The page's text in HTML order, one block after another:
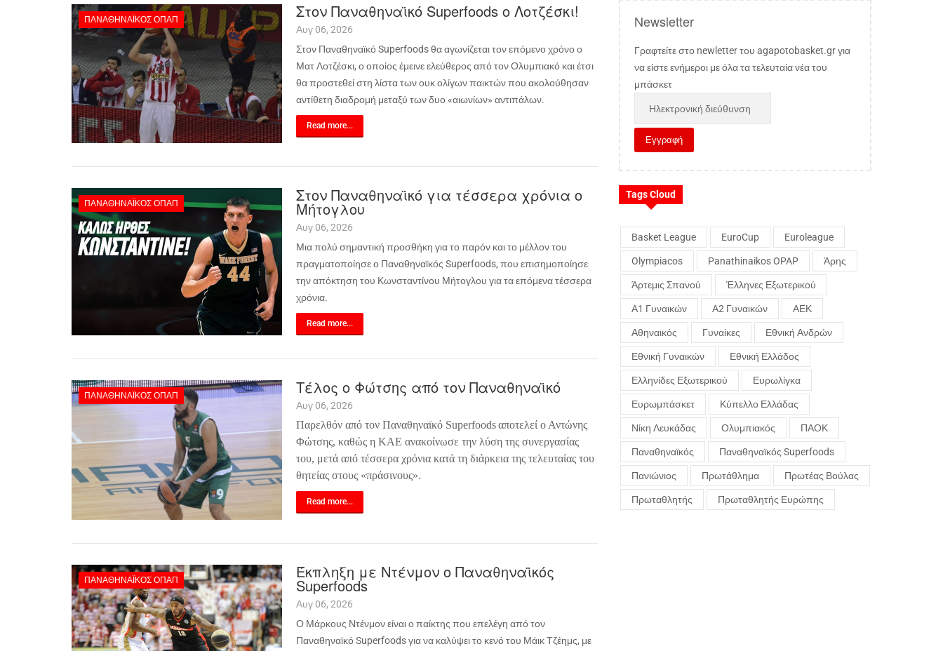
ΠΑΝΑΘΗΝΑΪΚΌΣ ΟΠΑΠ Στον Παναθηναϊκό Superfoods ο Λοτζέσκι!
Αυγ 06, 2026
Στον ΠαναθηναϊκόSuperfoodsθα αγωνίζεται τον επόμενο χρόνο ο
Ματ Λοτζέσκι, ο οποίος έμεινε ελεύθερος από τον Ολυμπιακό και έτσι
θα προστεθεί στη λίστα των ουκ ολίγων παικτών που ακολούθησαν
αντίθετη διαδρομή μεταξύ των δυο «αιωνίων» αντιπάλων.
Read more...
ΠΑΝΑΘΗΝΑΪΚΌΣ ΟΠΑΠ Στον Παναθηναϊκό για τέσσερα χρόνια ο
Μήτογλου
Αυγ 06, 2026
Μια πολύ σημαντική προσθήκη για το παρόν και το μέλλον του
πραγματοποίησε ο Παναθηναϊκός Superfoods, που επισημοποίησε
την απόκτηση του Κωνσταντίνου Μήτογλου για τα επόμενα τέσσερα
χρόνια.
Read more...
ΠΑΝΑΘΗΝΑΪΚΌΣ ΟΠΑΠ Τέλος ο Φώτσης από τον Παναθηναϊκό
Αυγ 06, 2026
Παρελθόν από τον Παναθηναϊκό Superfoodsαποτελεί ο Αντώνης
Φώτσης, καθώς η ΚΑΕ ανακοίνωσε την λύση της συνεργασίας
του, μετά από τέσσερα χρόνια κατά τη διάρκεια της τελευταίας του
θητείας στους «πράσινους».
Read more...
ΠΑΝΑΘΗΝΑΪΚΌΣ ΟΠΑΠ Έκπληξη με Ντένμον ο Παναθηναϊκός
Superfoods
Αυγ 06, 2026
Ο Μάρκους Ντένμον είναι ο παίκτης που επελέγη από τον
ΠαναθηναϊκόSuperfoodsγια να καλύψει το κενό του Μάικ Τζέημς, με
Newsletter
Γραφτείτε στο newletter του agapotobasket.gr για
να είστε ενήμεροι με όλα τα τελευταία νέα του
μπάσκετ
Tags Cloud
Basket League EuroCup Euroleague
Olympiacos Panathinaikos OPAP Άρης
Άρτεμις Σπανού Έλληνες Εξωτερικού
Α1 Γυναικών Α2 Γυναικών ΑΕΚ
Αθηναικός Γυναίκες Εθνική Ανδρών
Εθνική Γυναικών Εθνική Ελλάδος
Ελληνίδες Εξωτερικού Ευρωλίγκα
Ευρωμπάσκετ Κύπελλο Ελλάδας
Νίκη Λευκάδας Ολυμπιακός ΠΑΟΚ
Παναθηναϊκός Παναθηναϊκός Superfoods
Πανιώνιος Πρωτάθλημα Πρωτέας Βούλας
Πρωταθλητής Πρωταθλητής Ευρώπης